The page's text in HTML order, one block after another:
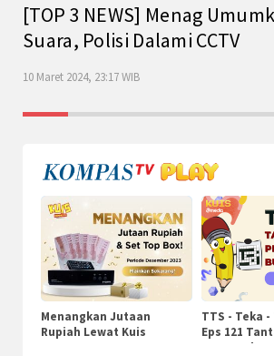
[TOP 3 NEWS] Menag
Suara, Polisi Dalami CCTV
10 Maret 2024, 23:17 WIB
Menangkan Jutaan
Rupiah Lewat Kuis
TTS - Teka
Eps 121
Pengetahuan